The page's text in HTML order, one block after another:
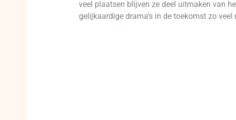
veel plaatsen blijven ze deel uitmaken van
gelijkaardige drama’s in de toekomst zo